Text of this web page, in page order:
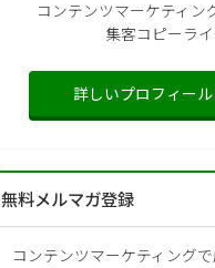
コンテンツマーケティン
集客コピーラ
詳しいプロフィー
無料メルマガ登録
コンテンツマーケティング